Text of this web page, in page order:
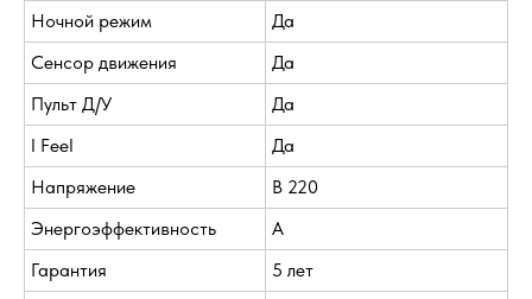
Ночной режим
Да
Сенсор движения
Да
Пульт Д/У
Да
I Feel
Да
Напряжение
В 220
Энергоэффективность
A
Гарантия
5 лет